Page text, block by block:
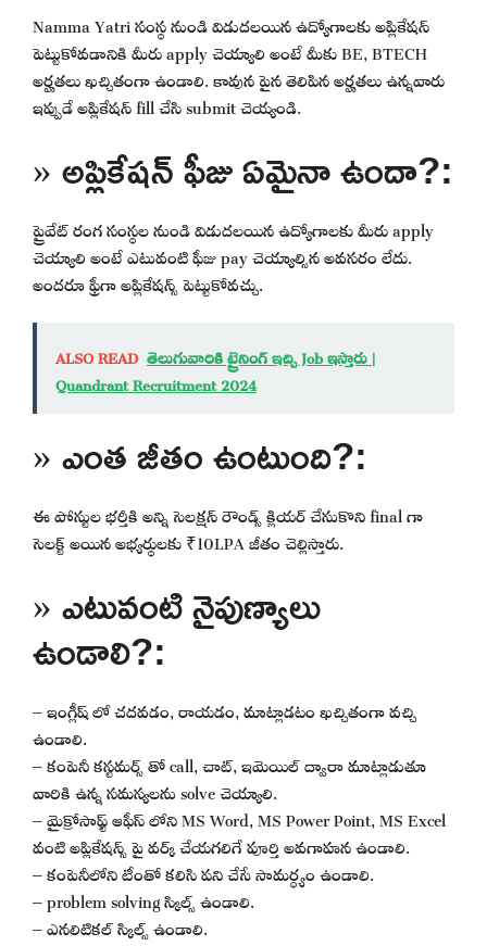
Namma Yatri సంస్థ నుండి విడుదలయిన ఉద్యోగాలకు అప్లికేషన్
పెట్టుకోవడానికి మీరు apply చెయ్యాలి అంటే మీకు BE, BTECH
అర్హతలు ఖచ్చితంగా ఉండాలి. కావున పైన తెలిపిన అర్హతలు ఉన్నవారు
ఇప్పుడే అప్లికేషన్ fill చేసి submit చెయ్యండి.
» అప్లికేషన్ ఫీజు ఏమైనా ఉందా?:
ప్రైవేట్ రంగ సంస్థల నుండి విడుదలయిన ఉద్యోగాలకు మీరు apply
చెయ్యాలి అంటే ఎటువంటి ఫీజు pay చెయ్యాల్సిన అవసరం లేదు.
అందరూ ఫ్రీగా అప్లికేషన్స్ పెట్టుకోవచ్చు.
ALSO READ తెలుగువారికి ట్రైనింగ్ ఇచ్చి Job ఇస్తారు |
Quandrant Recruitment 2024
» ఎంత జీతం ఉంటుంది?:
ఈ పోస్టుల భర్తీకి అన్ని సెలక్షన్ రౌండ్స్ క్లియర్ చేసుకొని final గా
సెలక్ట్ అయిన అభ్యర్థులకు ₹10LPA జీతం చెల్లిస్తారు.
» ఎటువంటి నైపుణ్యాలు
ఉండాలి?:
– ఇంగ్లీష్ లో చదవడం, రాయడం, మాట్లాడటం ఖచ్చితంగా వచ్చి
ఉండాలి.
– కంపెనీ కస్టమర్స్ తో call, చాట్, ఇమెయిల్ ద్వారా మాట్లాడుతూ
వారికి ఉన్న సమస్యలను solve చెయ్యాలి.
– మైక్రోసాఫ్ట్ ఆఫీస్ లోని MS Word, MS Power Point, MS Excel
వంటి అప్లికేషన్స్ పై వర్క్ చేయగలిగే పూర్తి అవగాహన ఉండాలి.
– కంపెనీలోని టీంతో కలిసి పని చేసే సామర్ధ్యం ఉండాలి.
– problem solving స్కిల్స్ ఉండాలి.
– ఎనలిటికల్ స్కిల్స్ ఉండాలి.